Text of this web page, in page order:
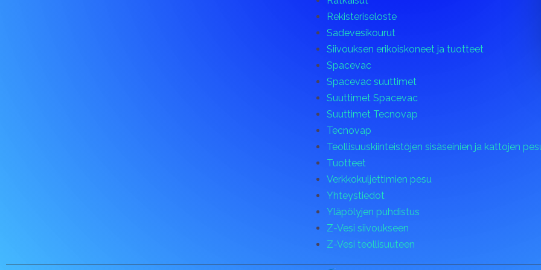
Rekisteriseloste
Sadevesikourut
Siivouksen erikoiskoneet ja tuotteet
Spacevac
Spacevac suuttimet
Suuttimet Spacevac
Suuttimet Tecnovap
Tecnovap
Teollisuuskiinteistöjen sisäseinien ja kattojen
Tuotteet
Verkkokuljettimien pesu
Yhteystiedot
Yläpölyjen puhdistus
Z-Vesi siivoukseen
Z-Vesi teollisuuteen